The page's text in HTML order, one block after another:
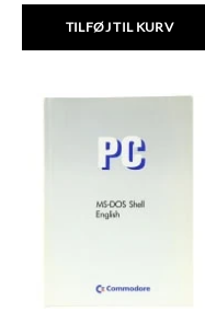
TILFØJ TIL KURV